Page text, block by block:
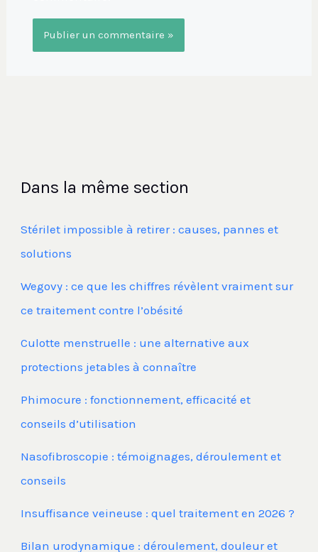
Dans la même section
Stérilet impossible à retirer : causes, pannes et
solutions
Wegovy : ce que les chiffres révèlent vraiment sur
ce traitement contre l’obésité
Culotte menstruelle : une alternative aux
protections jetables à connaître
Phimocure : fonctionnement, efficacité et
conseils d’utilisation
Nasofibroscopie : témoignages, déroulement et
conseils
Insuffisance veineuse : quel traitement en 2026 ?
Bilan urodynamique : déroulement, douleur et